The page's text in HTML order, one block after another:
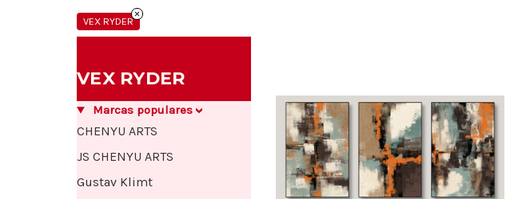
VEX RYDER
VEX RYDER
Marcas populares
CHENYU ARTS
JS CHENYU ARTS
Gustav Klimt